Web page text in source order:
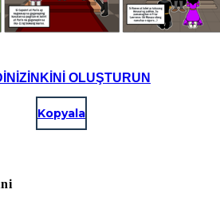
OLUŞTURUN
Kopyala